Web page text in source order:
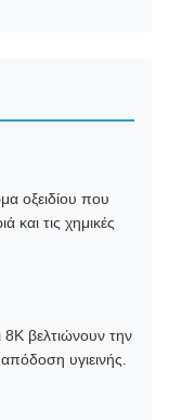
οξειδίου που
και τις χημικές
βελτιώνουν την
υγιεινής.